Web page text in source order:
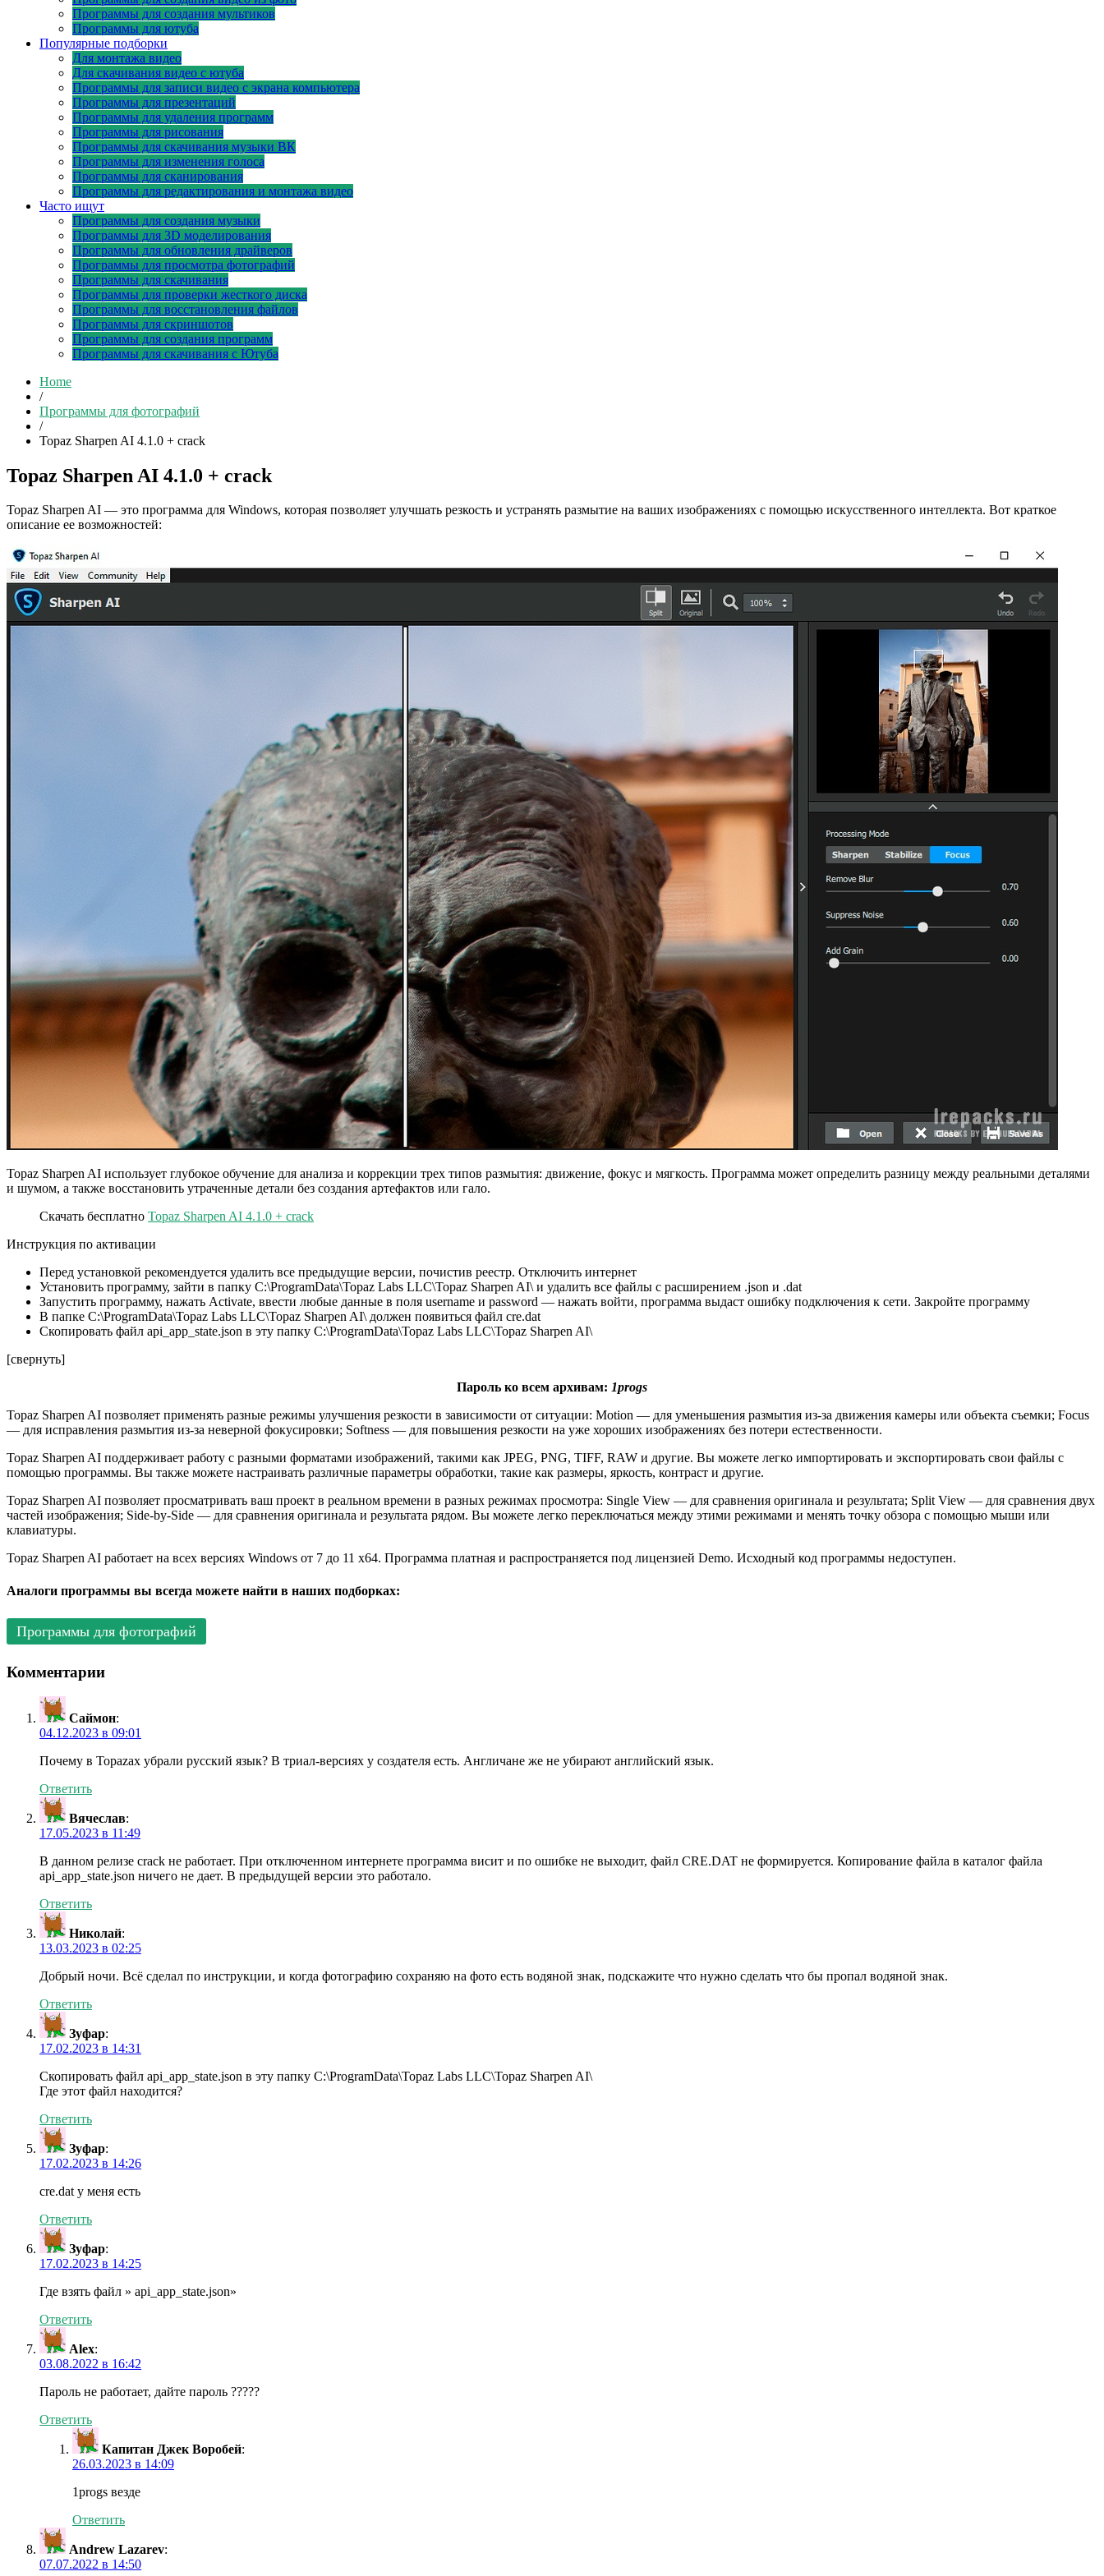
Программы для создания мультиков
Программы для ютуба
Популярные подборки
Для монтажа видео
Для скачивания видео с ютуба
Программы для записи видео с экрана компьютера
Программы для презентаций
Программы для удаления программ
Программы для рисования
Программы для скачивания музыки ВК
Программы для изменения голоса
Программы для сканирования
Программы для редактирования и монтажа видео
Часто ищут
Программы для создания музыки
Программы для 3D моделирования
Программы для обновления драйверов
Программы для просмотра фотографий
Программы для скачивания
Программы для проверки жесткого диска
Программы для восстановления файлов
Программы для скриншотов
Программы для создания программ
Программы для скачивания с Ютуба
Home
/
Программы для фотографий
/
Topaz Sharpen AI 4.1.0 + crack
Topaz Sharpen AI 4.1.0 + crack
Topaz Sharpen AI — это программа для Windows, которая позволяет улучшать резкость и устранять размытие на ваших изображениях с помощью искусственного интеллекта. Вот краткое
описание ее возможностей:
Topaz Sharpen AI использует глубокое обучение для анализа и коррекции трех типов размытия: движение, фокус и мягкость. Программа может определить разницу между реальными деталями
и шумом, а также восстановить утраченные детали без создания артефактов или гало.
Скачать бесплатно Topaz Sharpen AI 4.1.0 + crack
Инструкция по активации
Перед установкой рекомендуется удалить все предыдущие версии, почистив реестр. Отключить интернет
Установить программу, зайти в папку C:\ProgramData\Topaz Labs LLC\Topaz Sharpen AI\ и удалить все файлы с расширением .json и .dat
Запустить программу, нажать Activate, ввести любые данные в поля username и password — нажать войти, программа выдаст ошибку подключения к сети. Закройте программу
В папке C:\ProgramData\Topaz Labs LLC\Topaz Sharpen AI\ должен появиться файл cre.dat
Скопировать файл api_app_state.json в эту папку C:\ProgramData\Topaz Labs LLC\Topaz Sharpen AI\
[свернуть]
Пароль ко всем архивам: 1progs
Topaz Sharpen AI позволяет применять разные режимы улучшения резкости в зависимости от ситуации: Motion — для уменьшения размытия из-за движения камеры или объекта съемки; Focus
— для исправления размытия из-за неверной фокусировки; Softness — для повышения резкости на уже хороших изображениях без потери естественности.
Topaz Sharpen AI поддерживает работу с разными форматами изображений, такими как JPEG, PNG, TIFF, RAW и другие. Вы можете легко импортировать и экспортировать свои файлы с
помощью программы. Вы также можете настраивать различные параметры обработки, такие как размеры, яркость, контраст и другие.
Topaz Sharpen AI позволяет просматривать ваш проект в реальном времени в разных режимах просмотра: Single View — для сравнения оригинала и результата; Split View — для сравнения двух
частей изображения; Side-by-Side — для сравнения оригинала и результата рядом. Вы можете легко переключаться между этими режимами и менять точку обзора с помощью мыши или
клавиатуры.
Topaz Sharpen AI работает на всех версиях Windows от 7 до 11 x64. Программа платная и распространяется под лицензией Demo. Исходный код программы недоступен.
Аналоги программы вы всегда можете найти в наших подборках:
Программы для фотографий
Комментарии
Саймон:
04.12.2023 в 09:01
Почему в Topazах убрали русский язык? В триал-версиях у создателя есть. Англичане же не убирают английский язык.
Ответить
Вячеслав:
17.05.2023 в 11:49
В данном релизе crack не работает. При отключенном интернете программа висит и по ошибке не выходит, файл CRE.DAT не формируется. Копирование файла в каталог файла
api_app_state.json ничего не дает. В предыдущей версии это работало.
Ответить
Николай:
13.03.2023 в 02:25
Добрый ночи. Всё сделал по инструкции, и когда фотографию сохраняю на фото есть водяной знак, подскажите что нужно сделать что бы пропал водяной знак.
Ответить
Зуфар:
17.02.2023 в 14:31
Скопировать файл api_app_state.json в эту папку C:\ProgramData\Topaz Labs LLC\Topaz Sharpen AI\
Где этот файл находится?
Ответить
Зуфар:
17.02.2023 в 14:26
cre.dat у меня есть
Ответить
Зуфар:
17.02.2023 в 14:25
Где взять файл » api_app_state.json»
Ответить
Alex:
03.08.2022 в 16:42
Пароль не работает, дайте пароль ?????
Ответить
Капитан Джек Воробей:
26.03.2023 в 14:09
1progs везде
Ответить
Andrew Lazarev:
07.07.2022 в 14:50